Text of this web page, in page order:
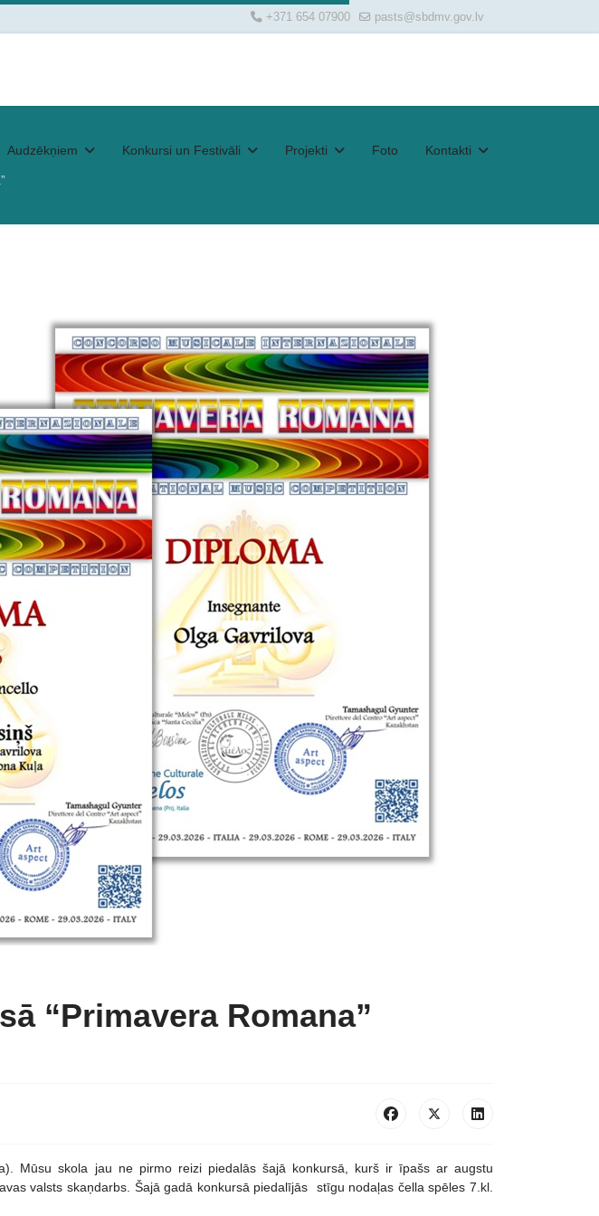
+371 654 07900 pasts@sbdmv.gov.lv
Audzēkņiem Konkursi un Festivāli Projekti Foto Kontakti
“Primavera Romana”
Mūsu skola jau ne pirmo reizi piedalās šajā konkursā, kurš ir īpašs ar augstu
valsts skaņdarbs. Šajā gadā konkursā piedalījās stīgu nodaļas čella spēles 7.kl.